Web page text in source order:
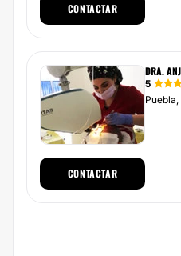
CONTACTAR
DRA.
5
CONTACTAR